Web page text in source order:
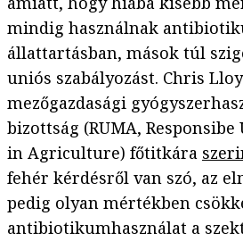
mindig használnak
állattartásban, mások túl
uniós szabályozást. Chris
mezőgazdasági
bizottság (RUMA, Responsibe
in Agriculture) főtitkára
fehér kérdésről van szó, az
pedig olyan mértékben
antibiotikumhasználat a